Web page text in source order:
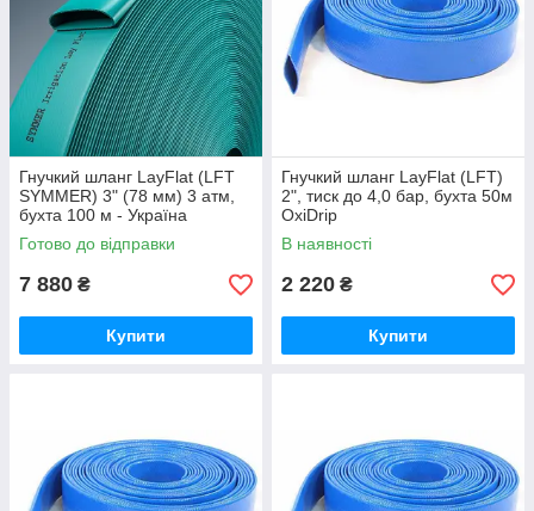
Гнучкий шланг LayFlat (LFT
SYMMER) 3" (78 мм) 3 атм,
бухта 100 м - Україна
Готово до відправки
7 880 ₴
Купити
Гнучкий шланг LayFlat (LFT)
2", тиск до 4,0 бар, бухта 50м
OxiDrip
В наявності
2 220 ₴
Купити